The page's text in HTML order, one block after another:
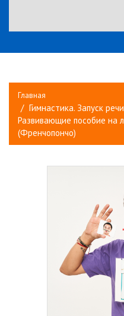
Главная
Гимнастика. Запуск
Развивающие пособие на
(Френчопончо)